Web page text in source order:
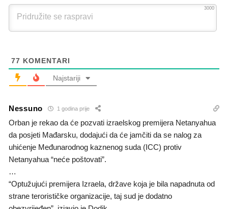
3000
77 KOMENTARI
Najstariji
Nessuno 1 godina prije
Orban je rekao da će pozvati izraelskog premijera Netanyahua
da posjeti Mađarsku, dodajući da će jamčiti da se nalog za
uhićenje Međunarodnog kaznenog suda (ICC) protiv
Netanyahua “neće poštovati”.
…
“Optužujući premijera Izraela, države koja je bila napadnuta od
strane terorističke organizacije, taj sud je dodatno